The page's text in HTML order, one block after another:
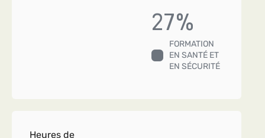
27%
FORMATION
EN SANTÉ ET
EN SÉCURITÉ
Heures de